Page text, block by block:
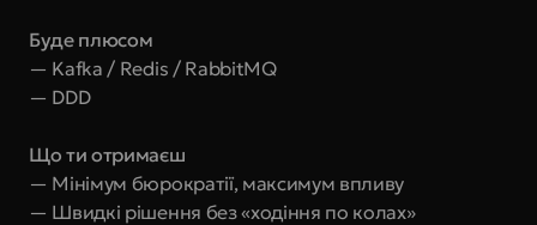
Буде плюсом
— Kafka / Redis / RabbitMQ
— DDD
Що ти отримаєш
— Мінімум бюрократії, максимум впливу
— Швидкі рішення без «ходіння по колах»